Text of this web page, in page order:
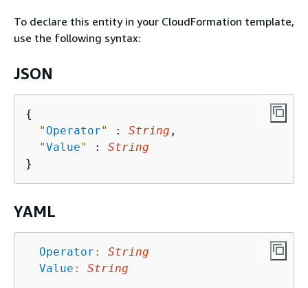
To declare this entity in your CloudFormation template,
use the following syntax:
JSON
{
" Operator" : String ,
"Value" : String
YAML
Operator :
String
Value : String